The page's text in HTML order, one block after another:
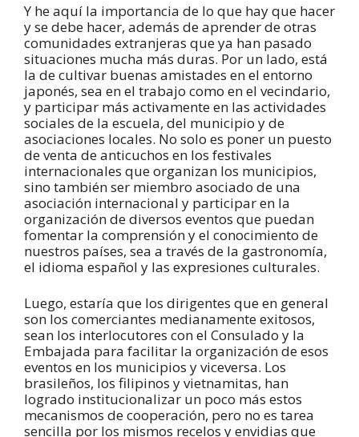
Y he aquí la importancia de lo que hay que hacer
y se debe hacer, además de aprender de otras
comunidades extranjeras que ya han pasado
situaciones mucha más duras. Por un lado, está
la de cultivar buenas amistades en el entorno
japonés, sea en el trabajo como en el vecindario,
y participar más activamente en las actividades
sociales de la escuela, del municipio y de
asociaciones locales. No solo es poner un puesto
de venta de anticuchos en los festivales
internacionales que organizan los municipios,
sino también ser miembro asociado de una
asociación internacional y participar en la
organización de diversos eventos que puedan
fomentar la comprensión y el conocimiento de
nuestros países, sea a través de la gastronomía,
el idioma español y las expresiones culturales.
Luego, estaría que los dirigentes que en general
son los comerciantes medianamente exitosos,
sean los interlocutores con el Consulado y la
Embajada para facilitar la organización de esos
eventos en los municipios y viceversa. Los
brasileños, los filipinos y vietnamitas, han
logrado institucionalizar un poco más estos
mecanismos de cooperación, pero no es tarea
sencilla por los mismos recelos y envidias que